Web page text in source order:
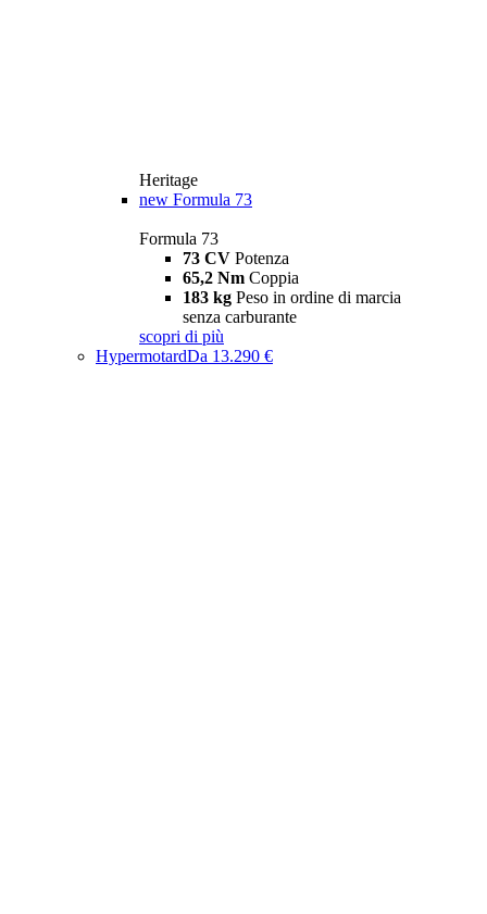
Heritage
new Formula 73
Formula 73
73 CV Potenza
65,2 Nm Coppia
183 kg Peso in ordine di marcia
senza carburante
scopri di più
HypermotardDa 13.290 €